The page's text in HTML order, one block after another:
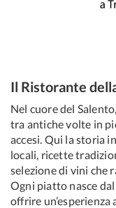
Il Ristorante
Nel cuore del
tra antiche volte in
accesi. Qui la storia
locali, ricette
selezione di vini che
Ogni piatto nasce
offrire